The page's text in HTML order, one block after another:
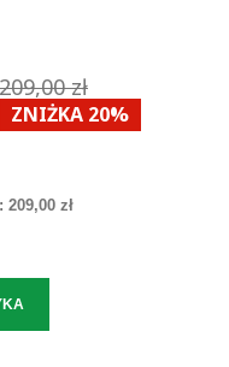
209,00 zł
ZNIŻKA 20%
209,00 zł